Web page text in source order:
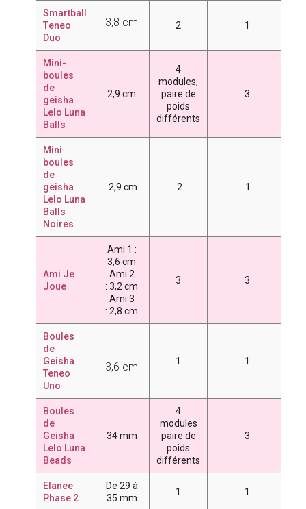
Smartball
Teneo
Duo
3,8 cm 2 1
Mini-
boules
de
geisha
Lelo Luna
Balls
2,9 cm
4
modules,
paire de
poids
différents
3
Mini
boules
de
geisha
Lelo Luna
Balls
Noires
2,9 cm 2 1
Ami Je
Joue
Ami 1 :
3,6 cm
Ami 2
:3,2 cm
Ami 3
:2,8 cm
3 3
Boules
de
Geisha
Teneo
Uno
3,6 cm 1 1
Boules
de
Geisha
Lelo Luna
Beads
34 mm
4
modules
paire de
poids
différents
3
Elanee
Phase 2
De 29 à
35 mm
1 1